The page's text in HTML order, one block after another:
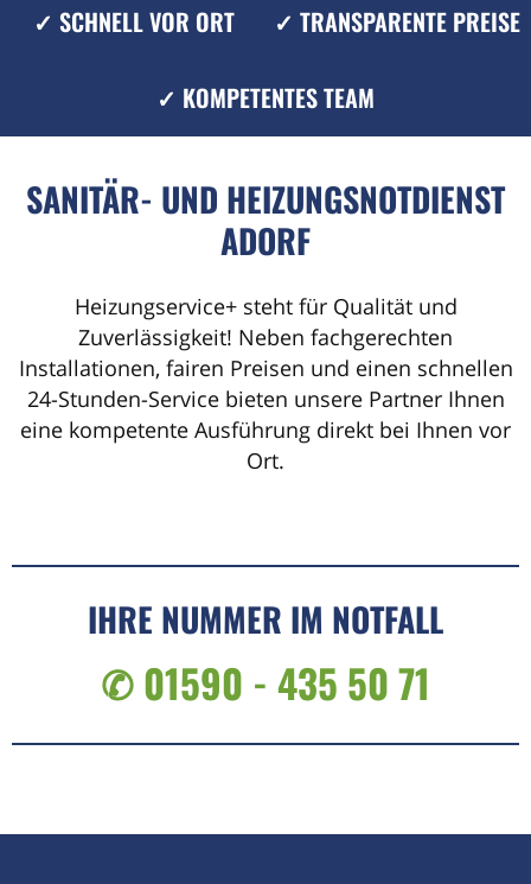
✓ SCHNELL VOR ORT ✓ TRANSPARENTE PREISE
✓ KOMPETENTES TEAM
SANITÄR- UND HEIZUNGSNOTDIENST
ADORF
Heizungservice+ steht für Qualität und
Zuverlässigkeit! Neben fachgerechten
Installationen, fairen Preisen und einen schnellen
24-Stunden-Service bieten unsere Partner Ihnen
eine kompetente Ausführung direkt bei Ihnen vor
Ort.
IHRE NUMMER IM NOTFALL
✆ 01590 - 435 50 71